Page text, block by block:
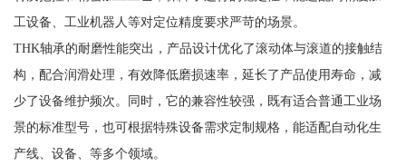
工设备、工业机器人等对定位精度要求严苛的场景。
THK轴承的耐磨性能突出，产品设计优化了滚动体与滚道的接触结
构，配合润滑处理，有效降低磨损速率，延长了产品使用寿命，减
少了设备维护频次。同时，它的兼容性较强，既有适合普通工业场
景的标准型号，也可根据特殊设备需求定制规格，能适配自动化生
产线、设备、等多个领域。